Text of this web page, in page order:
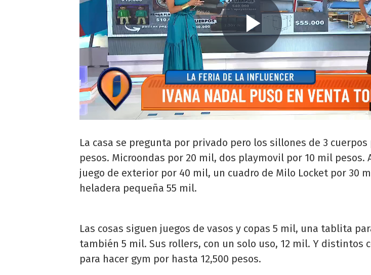
La casa se pregunta por privado pero los sillones de 3
pesos. Microondas por 20 mil, dos playmovil por 10 mil pesos.
juego de exterior por 40 mil, un cuadro de Milo Locket por 30
heladera pequeña 55 mil.
Las cosas siguen juegos de vasos y copas 5 mil, una tablita
también 5 mil. Sus rollers, con un solo uso, 12 mil. Y distintos
para hacer gym por hasta 12,500 pesos.